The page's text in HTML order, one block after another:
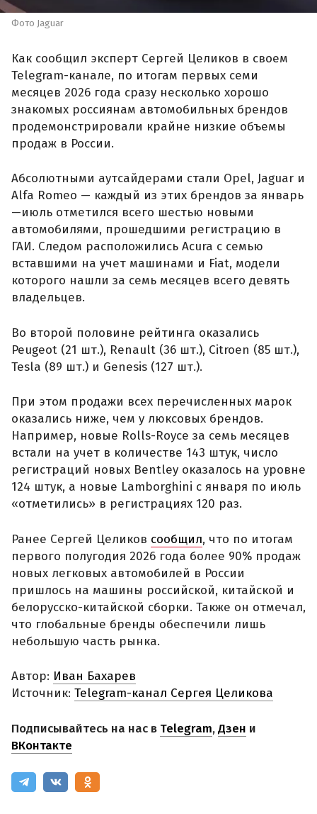
Фото Jaguar
Как сообщил эксперт Сергей Целиков в своем
Telegram-канале, по итогам первых семи
месяцев 2026 года сразу несколько хорошо
знакомых россиянам автомобильных брендов
продемонстрировали крайне низкие объемы
продаж в России.
Абсолютными аутсайдерами стали Opel, Jaguar и
Alfa Romeo — каждый из этих брендов за январь
—июль отметился всего шестью новыми
автомобилями, прошедшими регистрацию в
ГАИ. Следом расположились Acura с семью
вставшими на учет машинами и Fiat, модели
которого нашли за семь месяцев всего девять
владельцев.
Во второй половине рейтинга оказались
Peugeot (21 шт.), Renault (36 шт.), Citroen (85 шт.),
Tesla (89 шт.) и Genesis (127 шт.).
При этом продажи всех перечисленных марок
оказались ниже, чем у люксовых брендов.
Например, новые Rolls-Royce за семь месяцев
встали на учет в количестве 143 штук, число
регистраций новых Bentley оказалось на уровне
124 штук, а новые Lamborghini с января по июль
«отметились» в регистрациях 120 раз.
Ранее Сергей Целиков сообщил, что по итогам
первого полугодия 2026 года более 90% продаж
новых легковых автомобилей в России
пришлось на машины российской, китайской и
белорусско-китайской сборки. Также он отмечал,
что глобальные бренды обеспечили лишь
небольшую часть рынка.
Автор: Иван Бахарев
Источник: Telegram-канал Сергея Целикова
Подписывайтесь на нас в Telegram,Дзен и
ВКонтакте